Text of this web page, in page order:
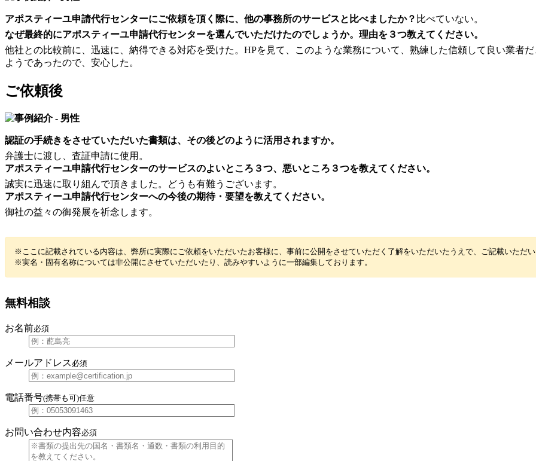
アポスティーユ申請代行センターにご依頼を頂く際に、他の事務所のサービスと比べましたか？ 比べていない。
なぜ最終的にアポスティーユ申請代行センターを選んでいただけたのでしょうか。理由を３つ教えてください。
他社との比較前に、迅速に、納得できる対応を受けた。HPを見て、このような業務について、熟練した信頼して良い業者
ようであったので、安心した。
ご依頼後
認証の手続きをさせていただいた書類は、その後どのように活用されますか。
弁護士に渡し、査証申請に使用。
アポスティーユ申請代行センターのサービスのよいところ３つ、悪いところ３つを教えてください。
誠実に迅速に取り組んで頂きました。どうも有難うございます。
アポスティーユ申請代行センターへの今後の期待・要望を教えてください。
御社の益々の御発展を祈念します。
※ここに記載されている内容は、弊所に実際にご依頼をいただいたお客様に、事前に公開をさせていただく了解をいただいたうえで、ご記載いただい
※実名・固有名称については非公開にさせていただいたり、読みやすいように一部編集しております。
無料相談
お名前必須
メールアドレス 必須
電話番号(携帯も可)任意
お問い合わせ内容必須